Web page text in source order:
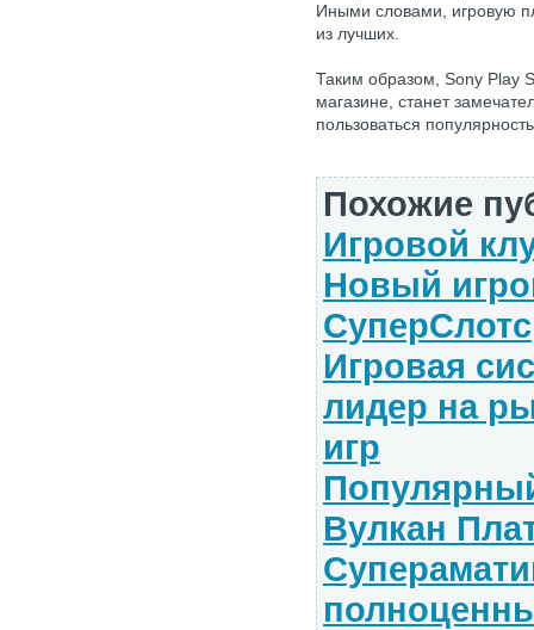
Иными словами, игровую
из лучших.
Таким образом, Sony Play
магазине, станет
пользоваться
Похожие
Игровой
Новый
СуперСлотс
Игровая
лидер на
игр
Вулкан